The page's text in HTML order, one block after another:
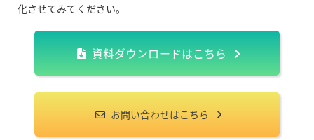
化させてみてください。
資料ダウンロードはこちら
お問い合わせはこちら